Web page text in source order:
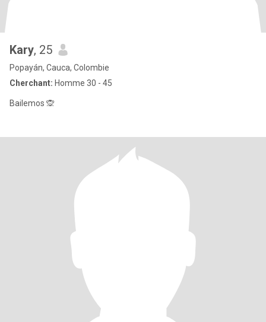
Kary, 25
Popayán, Cauca, Colombie
Cherchant: Homme 30 - 45
Bailemos 🙊